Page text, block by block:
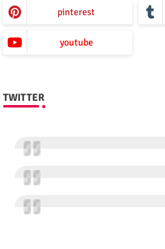
pinterest
youtube
TWITTER